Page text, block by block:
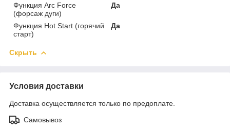
Функция Arc Force
(форсаж дуги)
Да
Функция Hot Start (горячий
старт)
Да
Скрыть
Условия доставки
Доставка осуществляется только по предоплате.
Самовывоз